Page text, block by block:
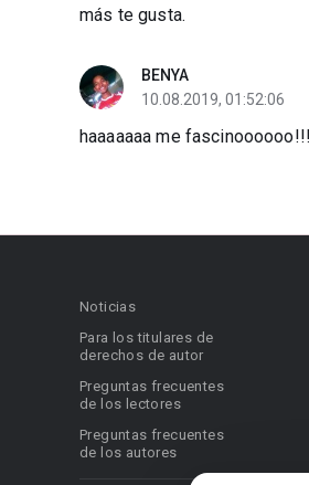
más te gusta.
BENYA
10.08.2019, 01:52:06
haaaaaaa me
Noticias
Para los titulares de
derechos de autor
Preguntas frecuentes
de los lectores
Preguntas frecuentes
de los autores